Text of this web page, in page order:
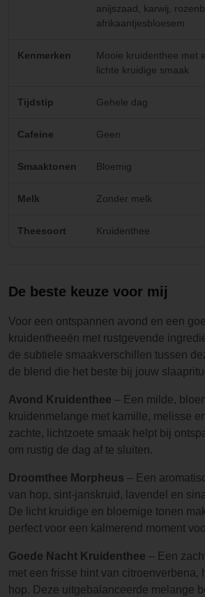
anijszaad, karwij,
afrikaantjesbloesem
Kenmerken
Mooie kruidenthee met
lichte kruidige smaak
Tijdstip Gehele dag
Cafeine Geen
Smaaktonen Bloemig
Melk Zonder melk
Theesoort Kruidenthee
De beste keuze voor mij
Voor een ontspannen avond en een
kruidentheeën met rustgevende
de subtiele smaakverschillen tussen
de blend die het beste bij jouw
Avond Kruidenthee – Een milde,
kruidenmelange met kamille, melisse
zachte, lichtzoete smaak helpt bij
om rustig de dag af te sluiten.
Droomthee Morpheus – Een
van hop, sint-janskruid, lavendel en
De licht kruidige en bloemige tonen
perfect voor een kalmerend moment
Goede Nacht Kruidenthee – Een
met een frisse hint van citroenverbena,
hop. Deze uitgebalanceerde melange